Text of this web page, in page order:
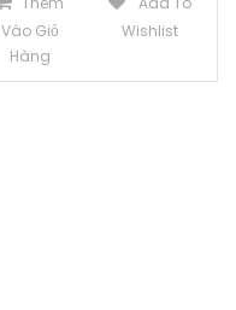
Vào Giỏ
Hàng
Wishlist